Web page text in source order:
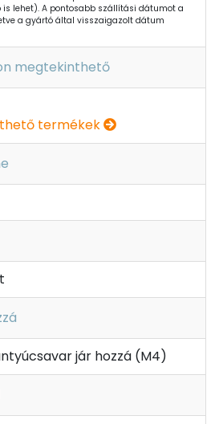
lehet). A pontosabb szállítási dátumot a
a gyártó által visszaigazolt dátum
megtekinthető
termékek
jár hozzá (M4)